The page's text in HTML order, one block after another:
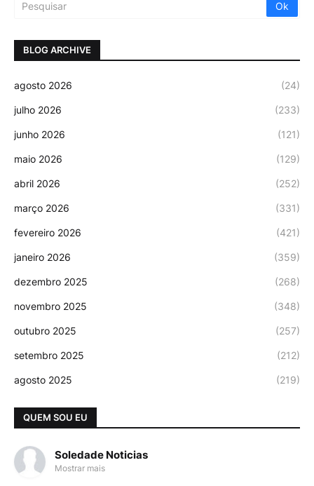
BLOG ARCHIVE
agosto 2026 (24)
julho 2026 (233)
junho 2026 (121)
maio 2026 (129)
abril 2026 (252)
março 2026 (331)
fevereiro 2026 (421)
janeiro 2026 (359)
dezembro 2025 (268)
novembro 2025 (348)
outubro 2025 (257)
setembro 2025 (212)
agosto 2025 (219)
QUEM SOU EU
Soledade Noticias
Mostrar mais